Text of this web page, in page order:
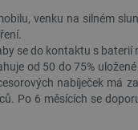
venku na silném
se do kontaktu s
od 50 do 75%
nabíječek má
Po 6 měsících se
příkladem je udržování
se používá pro účely
stránky budou při každé
zvyšuje výkonnost webových
se používá k ukládání